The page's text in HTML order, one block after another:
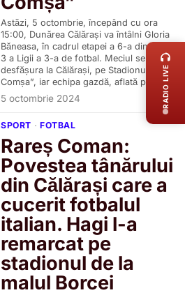
Astăzi, 5 octombrie, începând cu ora
15:00, Dunărea Călărași va întâlni Gloria
Băneasa, în cadrul etapei a 6-a din Seria
3 a Ligii a 3-a de fotbal. Meciul se va
desfășura la Călărași, pe Stadionul „Ion
Comșa”, iar echipa gazdă, aflată pe
5 octombrie 2024
SPORT · FOTBAL
Rareș Coman:
Povestea tânărului
din Călărași care a
cucerit fotbalul
italian. Hagi l-a
remarcat pe
stadionul de la
malul Borcei
LIVE
RADIO LIVE